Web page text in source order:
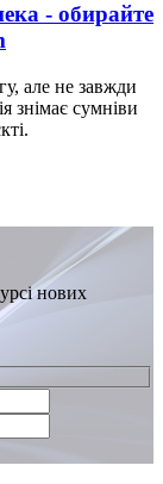
- обирайте
але не завжди
знімає сумніви
нових